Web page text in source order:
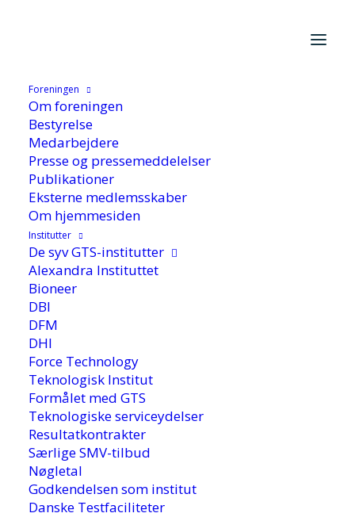
Foreningen
Om foreningen
Bestyrelse
Medarbejdere
Presse og pressemeddelelser
Publikationer
Eksterne medlemsskaber
Om hjemmesiden
Institutter
De syv GTS-institutter
Alexandra Instituttet
Bioneer
DBI
DFM
DHI
Force Technology
Teknologisk Institut
Formålet med GTS
Teknologiske serviceydelser
Resultatkontrakter
Særlige SMV-tilbud
Nøgletal
Godkendelsen som institut
Danske Testfaciliteter
Hjem /De syv GTS-Institutter
Innovationstjek førte til forskningssamarbejde
Innovationstjek førte til
forskningssamarbejde